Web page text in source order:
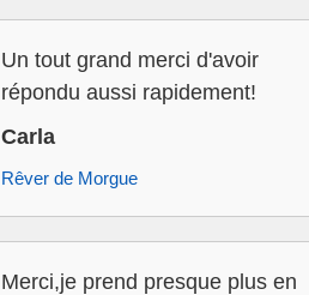
Un tout grand merci d'avoir
répondu aussi rapidement!
Carla
Rêver de Morgue
Merci,je prend presque plus en